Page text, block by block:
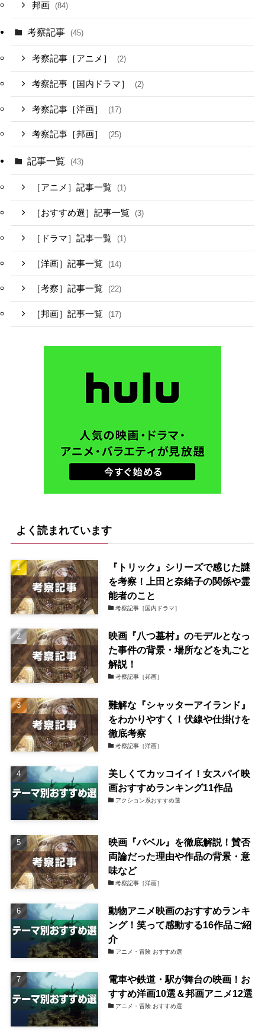
邦画 (84)
考察記事 (45)
考察記事［アニメ］ (2)
考察記事［国内ドラマ］ (2)
考察記事［洋画］ (17)
考察記事［邦画］ (25)
記事一覧 (43)
［アニメ］記事一覧 (1)
［おすすめ選］記事一覧 (3)
［ドラマ］記事一覧 (1)
［洋画］記事一覧 (14)
［考察］記事一覧 (22)
［邦画］記事一覧 (17)
よく読まれています
『トリック』シリーズで感じた謎
を考察！上田と奈緒子の関係や霊
能者のこと
考察記事［国内ドラマ］
映画『八つ墓村』のモデルとなっ
た事件の背景・場所などを丸ごと
解説！
考察記事［邦画］
難解な『シャッターアイランド』
をわかりやすく！伏線や仕掛けを
徹底考察
考察記事［洋画］
美しくてカッコイイ！女スパイ映
画おすすめランキング11作品
アクション系おすすめ選
映画『バベル』を徹底解説！賛否
両論だった理由や作品の背景・意
味など
考察記事［洋画］
動物アニメ映画のおすすめランキ
ング！笑って感動する16作品ご紹
介
アニメ・冒険 おすすめ選
電車や鉄道・駅が舞台の映画！お
すすめ洋画10選＆邦画アニメ12選
アニメ・冒険 おすすめ選